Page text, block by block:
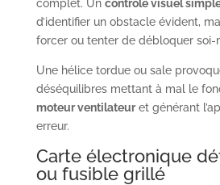
complet. Un contrôle visuel
d’identifier un obstacle évident,
forcer ou tenter de débloquer soi-
Une hélice tordue ou sale
déséquilibres mettant à mal le
moteur ventilateuret générant
erreur.
Carte électronique
ou fusible grillé